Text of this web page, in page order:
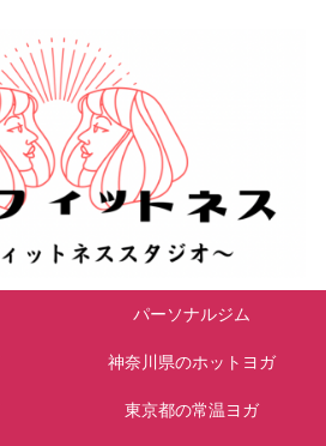
パーソナルジム
神奈川県のホットヨガ
東京都の常温ヨガ